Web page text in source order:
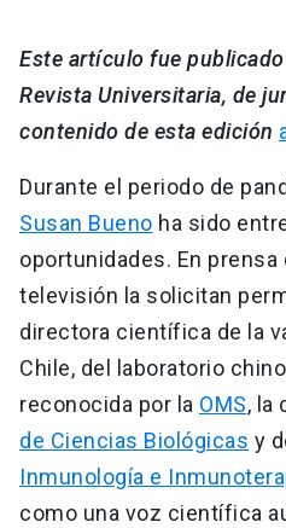
Este artículo fue
Revista Universitaria, de
contenido de esta edición
Durante el periodo de
Susan Bueno ha sido
oportunidades. En prensa
televisión la solicitan
directora científica de la
Chile, del laboratorio chino
reconocida por la OMS, la
de Ciencias Biológicas y
Inmunología e
como una voz científica